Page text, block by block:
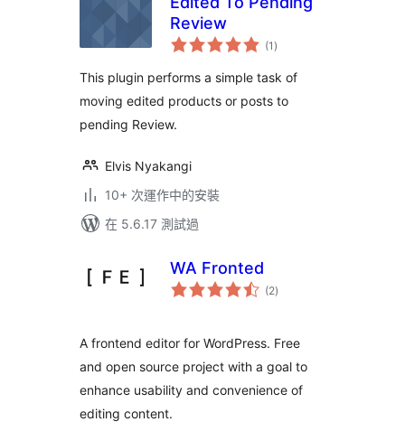
Review
(1 總
評)
This plugin performs a simple task of
moving edited products or posts to
pending Review.
Elvis Nyakangi
10+ 次運作中的安裝
在 5.6.17 測試過
WA Fronted
(2總
評)
A frontend editor for WordPress. Free
and open source project with a goal to
enhance usability and convenience of
editing content.